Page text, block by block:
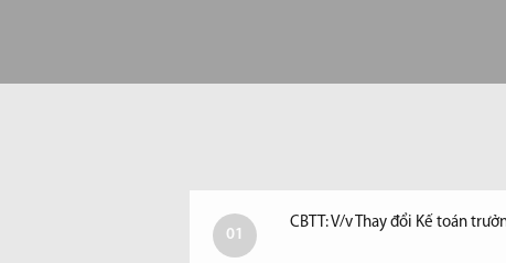
01
CBTT: V/v Thay đổi Kế toán